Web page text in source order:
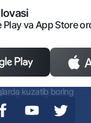
komplaens
Play va App Store
kuzatib boring